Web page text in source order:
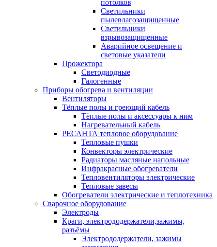
потолков
Светильники
пылевлагозащищенные
Светильники
взрывозащищенные
Аварийное освещение и
световые указатели
Прожектора
Светодиодные
Галогенные
Приборы обогрева и вентиляции
Вентиляторы
Тёплые полы и греющий кабель
Тёплые полы и аксессуары к ним
Нагревательный кабель
РЕСАНТА тепловое оборудование
Тепловые пушки
Конвекторы электрические
Радиаторы масляные напольные
Инфракрасные обогреватели
Тепловентиляторы электрические
Тепловые завесы
Обогреватели электрические и теплотехника
Сварочное оборудование
Электроды
Краги, электрододержатели,зажимы,
разъёмы
Электрододержатели, зажимы